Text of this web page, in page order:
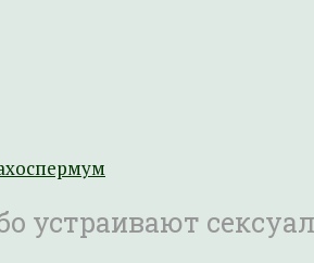
устраивают